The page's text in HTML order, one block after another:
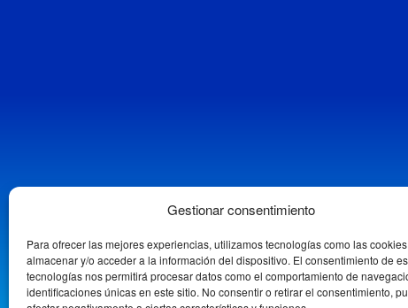
Gestionar consentimiento
Para ofrecer las mejores experiencias, utilizamos tecnologías como las
almacenar y/o acceder a la información del dispositivo. El consentimiento de
tecnologías nos permitirá procesar datos como el comportamiento de
identificaciones únicas en este sitio. No consentir o retirar el consentimiento,